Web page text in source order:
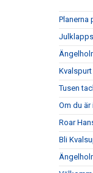
Planerna
Kvalspurt
Tusen
Om du
Roar
Bli